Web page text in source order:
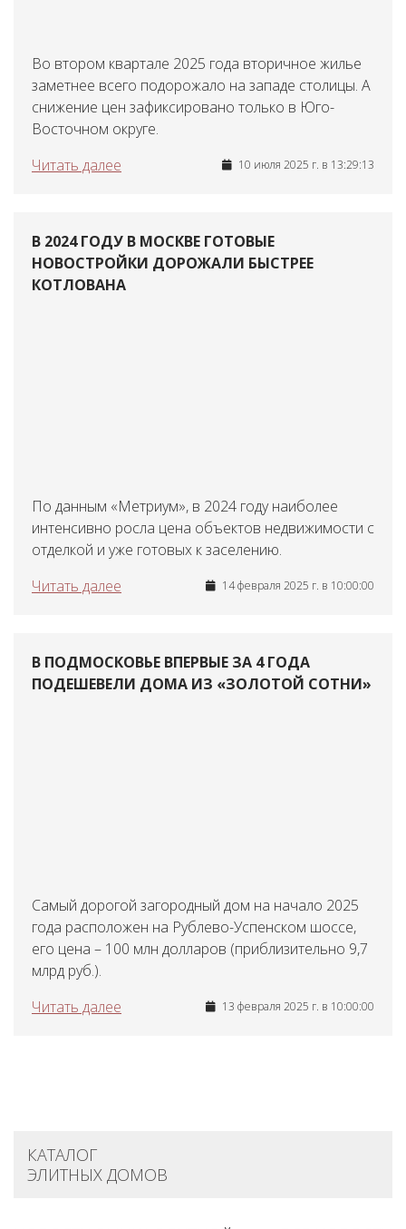
Во втором квартале 2025 года вторичное жилье
заметнее всего подорожало на западе столицы. А
снижение цен зафиксировано только в Юго-
Восточном округе.
Читать далее
10 июля 2025 г. в 13:29:13
В 2024 ГОДУ В МОСКВЕ ГОТОВЫЕ
НОВОСТРОЙКИ ДОРОЖАЛИ БЫСТРЕЕ
КОТЛОВАНА
По данным «Метриум», в 2024 году наиболее
интенсивно росла цена объектов недвижимости с
отделкой и уже готовых к заселению.
Читать далее
14 февраля 2025 г. в 10:00:00
В ПОДМОСКОВЬЕ ВПЕРВЫЕ ЗА 4 ГОДА
ПОДЕШЕВЕЛИ ДОМА ИЗ «ЗОЛОТОЙ СОТНИ»
Самый дорогой загородный дом на начало 2025
года расположен на Рублево-Успенском шоссе,
его цена – 100 млн долларов (приблизительно 9,7
млрд руб.).
Читать далее
13 февраля 2025 г. в 10:00:00
КАТАЛОГ
ЭЛИТНЫХ ДОМОВ